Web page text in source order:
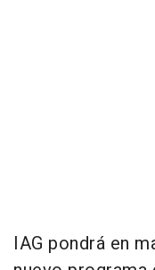
IAG pondrá en